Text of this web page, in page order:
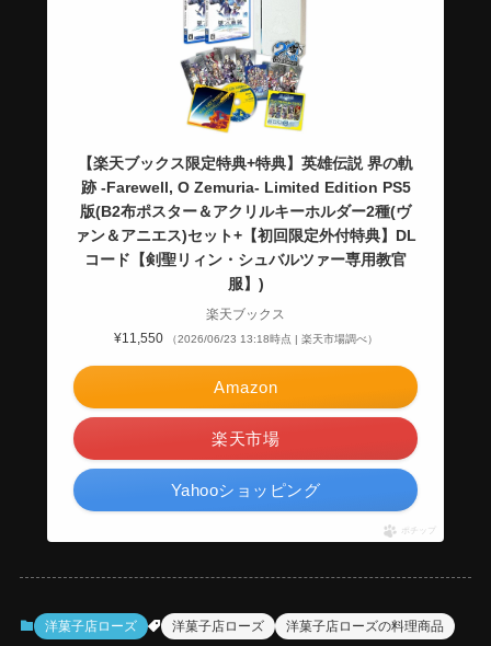
【楽天ブックス限定特典+特典】英雄伝説 界の軌
跡 -Farewell, O Zemuria- Limited Edition PS5
版(B2布ポスター＆アクリルキーホルダー2種(ヴ
ァン＆アニエス)セット+【初回限定外付特典】DL
コード【剣聖リィン・シュバルツァー専用教官
服】)
楽天ブックス
¥11,550
（2026/06/23 13:18時点 | 楽天市場調べ）
Amazon
楽天市場
Yahooショッピング
ポチップ
洋菓子店ローズ 洋菓子店ローズ 洋菓子店ローズの料理商品